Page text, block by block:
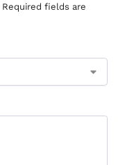
Required fields are